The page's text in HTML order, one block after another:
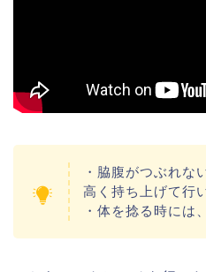
・脇腹がつぶれな
高く持ち上げて行
・体を捻る時には